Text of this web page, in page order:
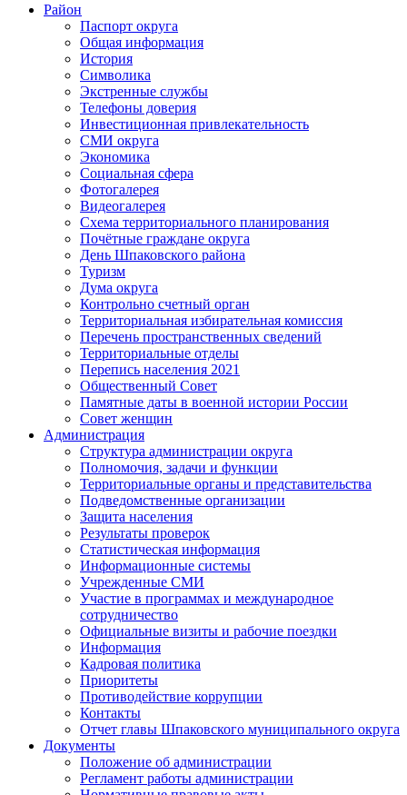
Район
Паспорт округа
Общая информация
История
Символика
Экстренные службы
Телефоны доверия
Инвестиционная привлекательность
СМИ округа
Экономика
Социальная сфера
Фотогалерея
Видеогалерея
Схема территориального планирования
Почётные граждане округа
День Шпаковского района
Туризм
Дума округа
Контрольно счетный орган
Территориальная избирательная комиссия
Перечень пространственных сведений
Территориальные отделы
Перепись населения 2021
Общественный Совет
Памятные даты в военной истории России
Совет женщин
Администрация
Структура администрации округа
Полномочия, задачи и функции
Территориальные органы и представительства
Подведомственные организации
Защита населения
Результаты проверок
Статистическая информация
Информационные системы
Учрежденные СМИ
Участие в программах и международное
сотрудничество
Официальные визиты и рабочие поездки
Информация
Кадровая политика
Приоритеты
Противодействие коррупции
Контакты
Отчет главы Шпаковского муниципального округа
Документы
Положение об администрации
Регламент работы администрации